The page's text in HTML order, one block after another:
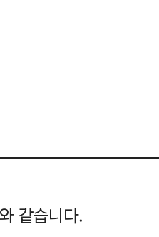
같습니다.